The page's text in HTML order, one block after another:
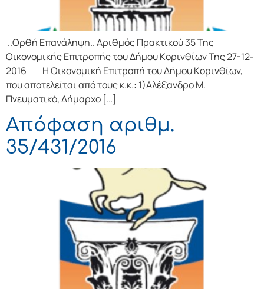
..Ορθή Επανάληψη.. Αριθμός Πρακτικού 35 Της
Οικονομικής Επιτρoπής τoυ Δήμoυ Κoριvθίωv Της 27-12-
2016 Η Οικονομική Επιτρoπή τoυ Δήμoυ Κoριvθίωv,
πoυ απoτελείται από τoυς κ.κ.: 1)Αλέξανδρο Μ.
Πνευματικό, Δήμαρχo […]
Απόφαση αριθμ.
35/431/2016